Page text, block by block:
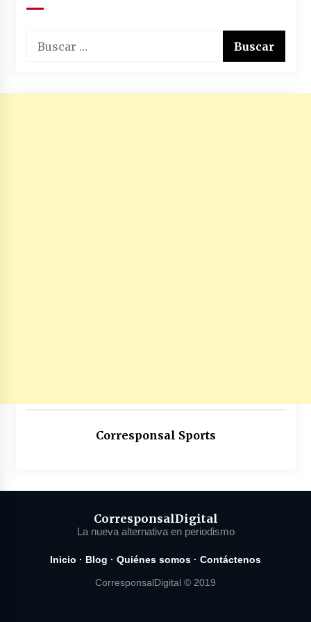
Corresponsal Sports
CorresponsalDigital
La nueva alternativa en periodismo
Inicio · Blog · Quiénes somos · Contáctenos
CorresponsalDigital © 2019